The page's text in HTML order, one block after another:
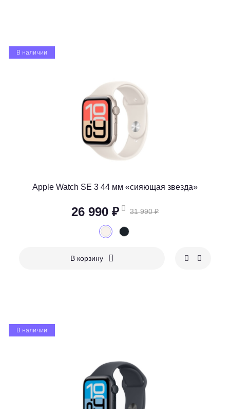
В наличии
Apple Watch SE 3 44 мм «сияющая звезда»
26 990 ₽ 31 990 ₽
В корзину
В наличии